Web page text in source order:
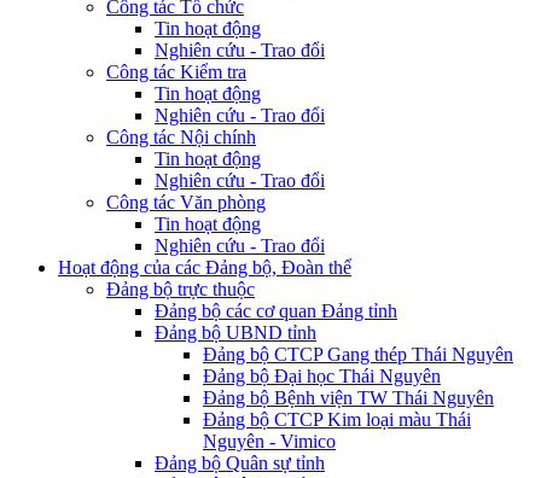
Công tác Tổ chức
Tin hoạt động
Nghiên cứu - Trao đổi
Công tác Kiểm tra
Tin hoạt động
Nghiên cứu - Trao đổi
Công tác Nội chính
Tin hoạt động
Nghiên cứu - Trao đổi
Công tác Văn phòng
Tin hoạt động
Nghiên cứu - Trao đổi
Hoạt động của các Đảng bộ, Đoàn thể
Đảng bộ trực thuộc
Đảng bộ các cơ quan Đảng tỉnh
Đảng bộ UBND tỉnh
Đảng bộ CTCP Gang thép Thái Nguyên
Đảng bộ Đại học Thái Nguyên
Đảng bộ Bệnh viện TW Thái Nguyên
Đảng bộ CTCP Kim loại màu Thái
Nguyên - Vimico
Đảng bộ Quân sự tỉnh